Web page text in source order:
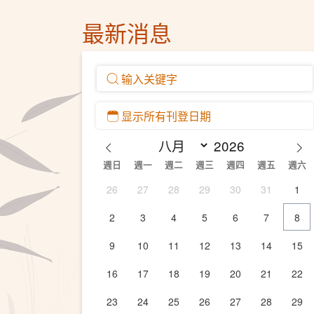
最新消息
週日 週一 週二 週三 週四 週五 週六
26 27 28 29 30 31
1
2
3 4 5 6 7
8
9
10 11 12 13 14
15
16
17 18 19 20 21
22
23
24 25 26 27 28 29